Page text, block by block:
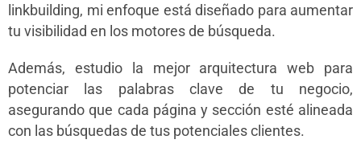
linkbuilding, mi enfoque está diseñado para aumentar
tu visibilidad en los motores de búsqueda.
Además, estudio la mejor arquitectura web para
potenciar las palabras clave de tu negocio,
asegurando que cada página y sección esté alineada
con las búsquedas de tus potenciales clientes.